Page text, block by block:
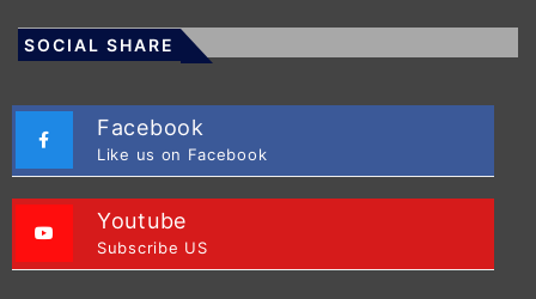
SOCIAL SHARE
Facebook
Like us on Facebook
Youtube
Subscribe US